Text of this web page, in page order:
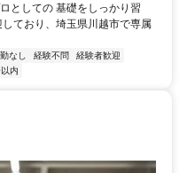
としての 基礎をしっかり習
ており、埼玉県川越市で専属
なし 経験不問
経験者歓迎
内